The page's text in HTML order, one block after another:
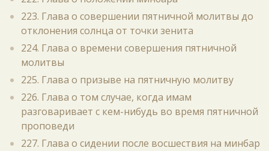
223. Глава о совершении пятничной молитвы до
отклонения солнца от точки зенита
224. Глава о времени совершения пятничной
молитвы
225. Глава о призыве на пятничную молитву
226. Глава о том случае, когда имам
разговаривает с кем-нибудь во время пятничной
проповеди
227. Глава о сидении после восшествия на минбар